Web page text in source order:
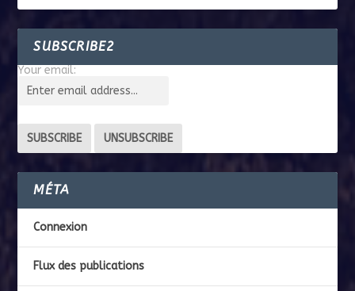
TJMS
SUBSCRIBE2
Your email:
MÉTA
Connexion
Flux des publications